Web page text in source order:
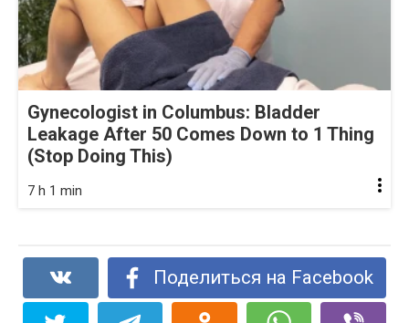
Gynecologist in Columbus: Bladder
Leakage After 50 Comes Down to 1 Thing
(Stop Doing This)
7 h 1 min
Поделиться на Facebook